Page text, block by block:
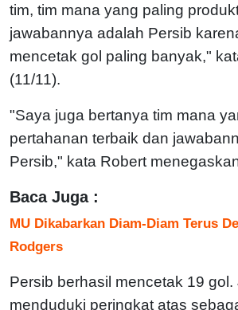
tim, tim mana yang paling
jawabannya adalah Persib
mencetak gol paling banyak,"
(11/11).
"Saya juga bertanya tim mana
pertahanan terbaik dan
Persib," kata Robert
Baca Juga :
MU Dikabarkan Diam-Diam Terus
Rodgers
Persib berhasil mencetak 19 gol.
menduduki peringkat atas